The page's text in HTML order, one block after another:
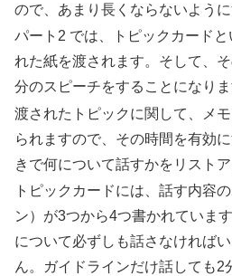
ので、あまり長くならないように
パート2 では、トピックカード
れた紙を渡されます。そして、
分のスピーチをすることになりま
渡されたトピックに関して、メ
られますので、その時間を有効
きで何について話すかをリストア
トピックカードには、話す内容
ン）が3つから4つ書かれていま
について必ずしも話さなければ
ん。ガイドラインだけ話しても2